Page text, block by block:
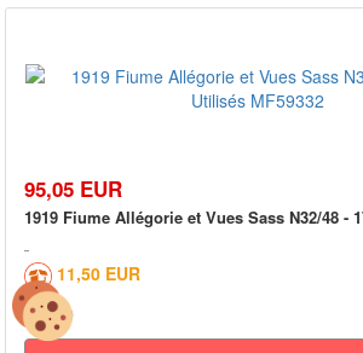
95,05 EUR
1919 Fiume Allégorie et Vues Sass N32/48 -
11,50 EUR
0